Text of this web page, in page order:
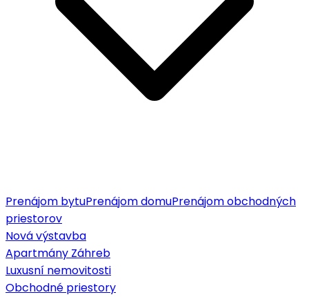
Prenájom bytuPrenájom domuPrenájom obchodných
priestorov
Nová výstavba
Apartmány Záhreb
Luxusní nemovitosti
Obchodné priestory